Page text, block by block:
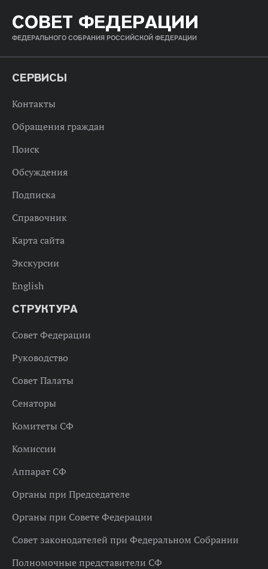
СОВЕТ ФЕДЕРАЦИИ
ФЕДЕРАЛЬНОГО СОБРАНИЯ РОССИЙСКОЙ ФЕДЕРАЦИИ
СЕРВИСЫ
Контакты
Обращения граждан
Поиск
Обсуждения
Подписка
Справочник
Карта сайта
Экскурсии
English
СТРУКТУРА
Совет Федерации
Руководство
Совет Палаты
Сенаторы
Комитеты СФ
Комиссии
Аппарат СФ
Органы при Председателе
Органы при Совете Федерации
Совет законодателей при Федеральном Собрании
Полномочные представители СФ